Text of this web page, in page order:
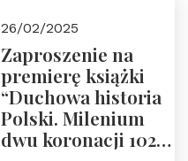
26/02/2025
Zaproszenie na
premierę książki
“Duchowa historia
Polski. Milenium
dwu koronacji 1025-